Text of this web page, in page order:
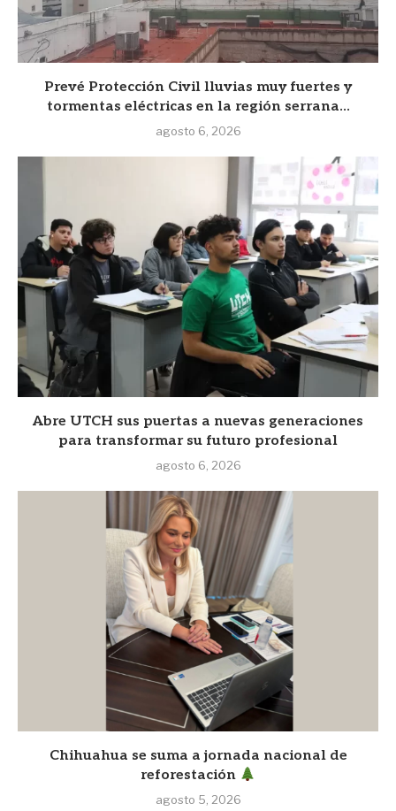
Prevé Protección Civil lluvias muy fuertes y
tormentas eléctricas en la región serrana...
agosto 6, 2026
Abre UTCH sus puertas a nuevas generaciones
para transformar su futuro profesional
agosto 6, 2026
Chihuahua se suma a jornada nacional de
reforestación
agosto 5, 2026